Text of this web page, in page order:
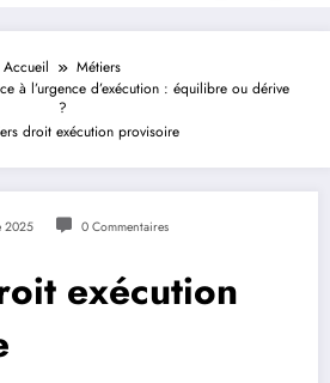
Accueil
Métiers
à l’urgence d’exécution : équilibre ou dérive
?
droit exécution provisoire
2025 0 Commentaires
exécution